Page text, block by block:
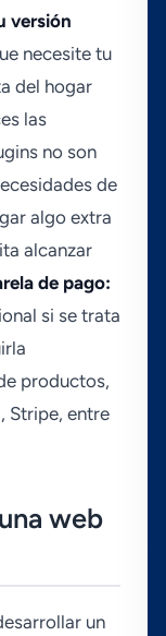
versión
necesite tu
del hogar
las
no son
de
algo extra
alcanzar
de pago:
si se trata
productos,
Stripe, entre
web
un